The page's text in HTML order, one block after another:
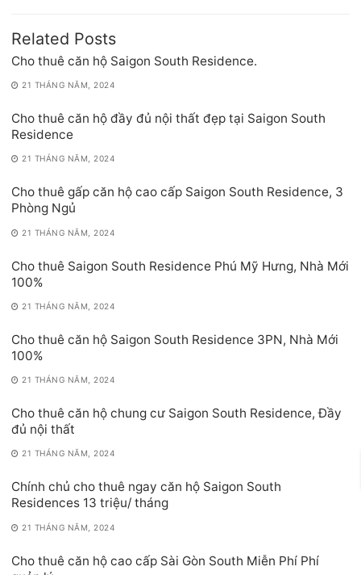
Related Posts
Cho thuê căn hộ Saigon South Residence.
21 THÁNG NĂM, 2024
Cho thuê căn hộ đầy đủ nội thất đẹp tại Saigon South
Residence
21 THÁNG NĂM, 2024
Cho thuê gấp căn hộ cao cấp Saigon South Residence, 3
Phòng Ngủ
21 THÁNG NĂM, 2024
Cho thuê Saigon South Residence Phú Mỹ Hưng, Nhà Mới
100%
21 THÁNG NĂM, 2024
Cho thuê căn hộ Saigon South Residence 3PN, Nhà Mới
100%
21 THÁNG NĂM, 2024
Cho thuê căn hộ chung cư Saigon South Residence, Đầy
đủ nội thất
21 THÁNG NĂM, 2024
Chính chủ cho thuê ngay căn hộ Saigon South
Residences 13 triệu/ tháng
21 THÁNG NĂM, 2024
Cho thuê căn hộ cao cấp Sài Gòn South Miễn Phí Phí